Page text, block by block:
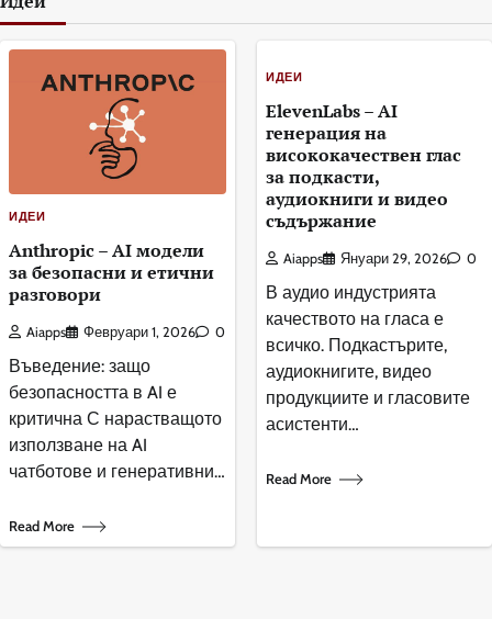
ИДЕИ
Anthropic – AI модели
за безопасни и етични
разговори
Aiapps Февруари 1, 2026 0
Въведение: защо
безопасността в AI е
критична С нарастващото
използване на AI
чатботове и генеративни…
Read More
ИДЕИ
ElevenLabs – AI
генерация на
висококачествен глас
за подкасти,
аудиокниги и видео
съдържание
Aiapps Януари 29, 2026 0
В аудио индустрията
качеството на гласа е
всичко. Подкастърите,
аудиокнигите, видео
продукциите и гласовите
асистенти…
Read More